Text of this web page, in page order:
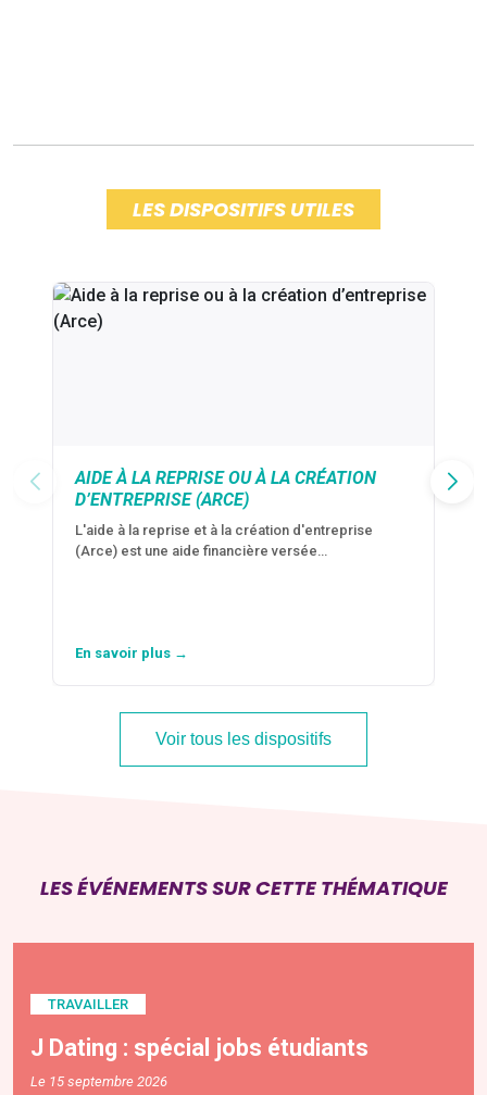
LES DISPOSITIFS UTILES
AIDE À LA REPRISE OU À LA CRÉATION
D’ENTREPRISE (ARCE)
L'aide à la reprise et à la création d'entreprise
(Arce) est une aide financière versée…
En savoir plus →
Voir tous les dispositifs
LES ÉVÉNEMENTS SUR CETTE THÉMATIQUE
TRAVAILLER
J Dating : spécial jobs étudiants
Le 15 septembre 2026